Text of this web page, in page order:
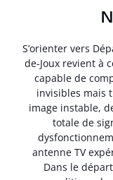
S’orienter vers
de-Joux revient à
capable de
invisibles mais
image instable,
totale de
antenne TV
Dans le